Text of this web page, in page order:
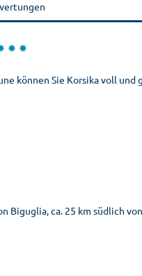
können Sie Korsika voll
Biguglia, ca. 25 km südlich